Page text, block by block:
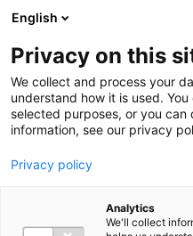
Ga direct naar de inhoud
English
Privacy on this
We collect and process your
understand how it is used.
selected purposes, or you can
information, see our privacy
Privacy policy
Analytics
We'll collect